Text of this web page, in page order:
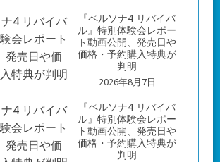
『ペルソナ4 リバイバ
ル』特別体験会レポー
ト動画公開、発売日や
価格・予約購入特典が
判明
2026年8月7日
『ペルソナ4 リバイバ
ル』特別体験会レポー
ト動画公開、発売日や
価格・予約購入特典が
判明